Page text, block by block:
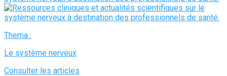
Thema :
Le système nerveux
Consulter les articles